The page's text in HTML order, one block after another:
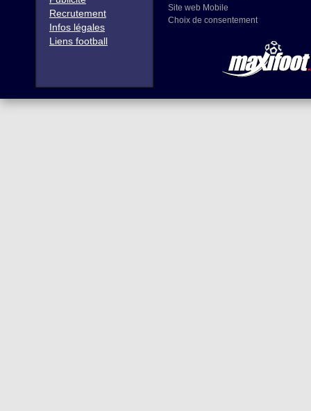
Recrutement
Infos légales
Liens football
Site web Mobile
Choix de consentement